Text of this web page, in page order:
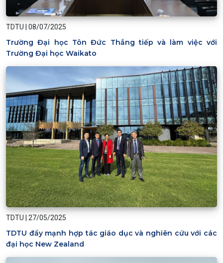
TDTU 08/07/2025
Trường Đại học Tôn Đức Thắng tiếp và làm việc với
Trường Đại học Waikato
TDTU 27/05/2025
TDTU đẩy mạnh hợp tác giáo dục và nghiên cứu với các
đại học New Zealand